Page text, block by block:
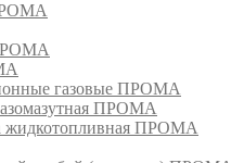
газовые ПРОМА
ПРОМА
жидкотопливная ПРОМА